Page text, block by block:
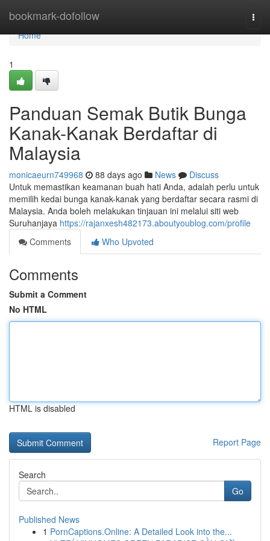
bookmark-dofollow
Home
Home
1
Panduan Semak Butik Bunga
Kanak-Kanak Berdaftar di
Malaysia
monicaeurn749968 88 days ago News
Discuss
Untuk memastikan keamanan buah hati Anda, adalah perlu untuk
memilih kedai bunga kanak-kanak yang berdaftar secara rasmi di
Malaysia. Anda boleh melakukan tinjauan ini melalui siti web
Suruhanjaya https://rajanxesh482173.aboutyoublog.com/profile
Comments
Who Upvoted
Comments
Submit a Comment
No HTML
HTML is disabled
Report Page
Search
Go
Published News
1 PornCaptions.Online: A Detailed Look into the...